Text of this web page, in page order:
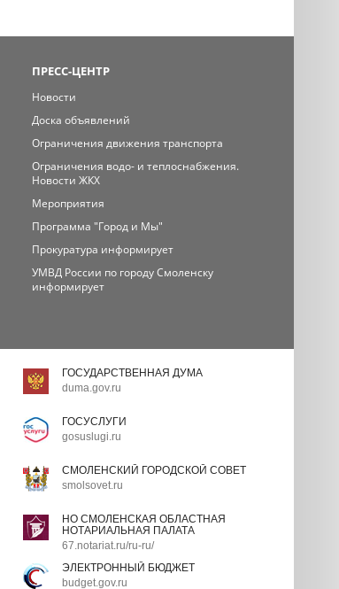
ПРЕСС-ЦЕНТР
Новости
Доска объявлений
Ограничения движения транспорта
Ограничения водо- и теплоснабжения.
Новости ЖКХ
Мероприятия
Программа "Город и Мы"
Прокуратура информирует
УМВД России по городу Смоленску
информирует
ГОСУДАРСТВЕННАЯ ДУМА
duma.gov.ru
ГОСУСЛУГИ
gosuslugi.ru
СМОЛЕНСКИЙ ГОРОДСКОЙ СОВЕТ
smolsovet.ru
НО СМОЛЕНСКАЯ ОБЛАСТНАЯ
НОТАРИАЛЬНАЯ ПАЛАТА
67.notariat.ru/ru-ru/
ЭЛЕКТРОННЫЙ БЮДЖЕТ
budget.gov.ru